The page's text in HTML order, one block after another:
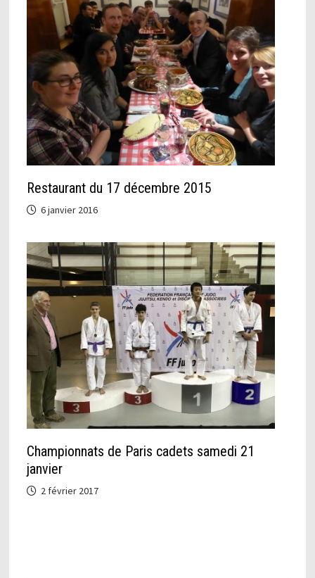
Restaurant du 17 décembre 2015
6 janvier 2016
Championnats de Paris cadets samedi 21
janvier
2 février 2017